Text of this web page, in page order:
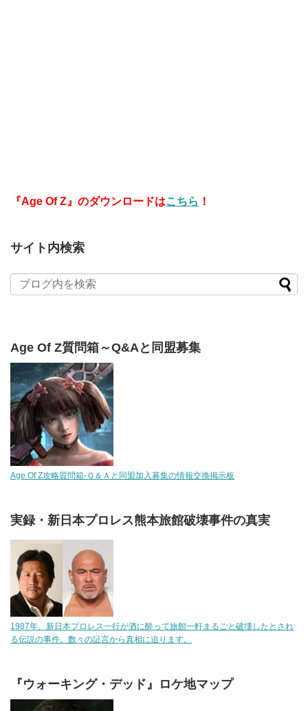
『Age Of Z』のダウンロードはこちら ！
サイト内検索
Age Of Z質問箱～Q&Aと同盟募集
Age Of Z攻略質問箱-Ｑ＆Ａと同盟加入募集の情報交換掲示板
実録・新日本プロレス熊本旅館破壊事件の真実
1987年、新日本プロレス一行が酒に酔って旅館一軒まるごと破壊したとされ
る伝説の事件。数々の証言から真相に迫ります。
『ウォーキング・デッド』ロケ地マップ